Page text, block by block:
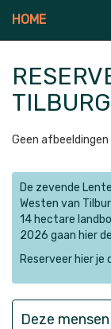
HOME
TILBURG
Geen
De zevende
Westen van
14 hectare
2026 gaan hier
Reserveer hier
Deze